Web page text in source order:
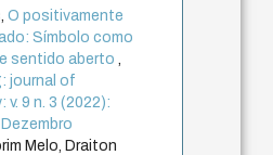
O positivamente
Símbolo como
sentido aberto
journal of
v. 9 n. 3 (2022):
Melo, Draiton